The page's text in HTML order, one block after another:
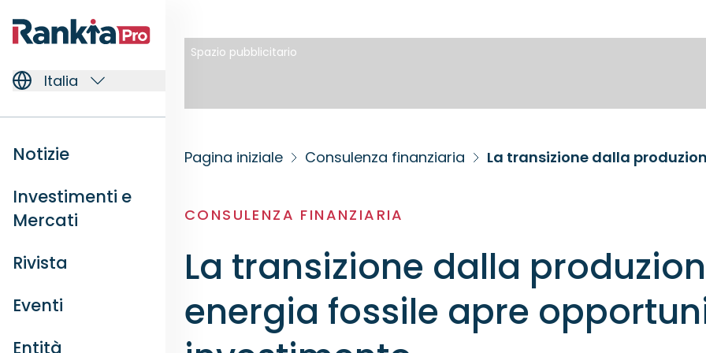
Italia
Notizie
Investimenti e
Mercati
Rivista
Eventi
Entità
Spazio pubblicitario
Pagina iniziale Consulenza finanziaria
CONSULENZA FINANZIARIA
La transizione dalla
energia fossile apre